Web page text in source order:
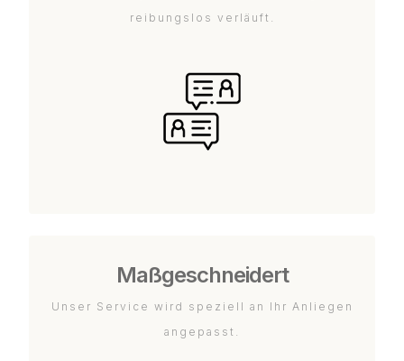
reibungslos verläuft.
Maßgeschneidert
Unser Service wird speziell an Ihr Anliegen
angepasst.